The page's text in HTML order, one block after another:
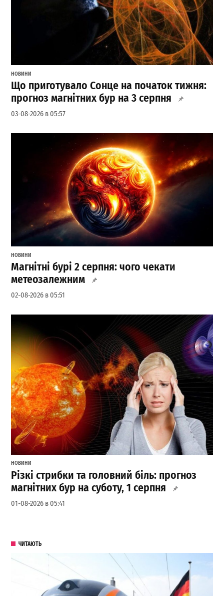
НОВИНИ
Що приготувало Сонце на початок тижня:
прогноз магнітних бур на 3 серпня
03-08-2026 в 05:57
НОВИНИ
Магнітні бурі 2 серпня: чого чекати
метеозалежним
02-08-2026 в 05:51
НОВИНИ
Різкі стрибки та головний біль: прогноз
магнітних бур на суботу, 1 серпня
01-08-2026 в 05:41
ЧИТАЮТЬ